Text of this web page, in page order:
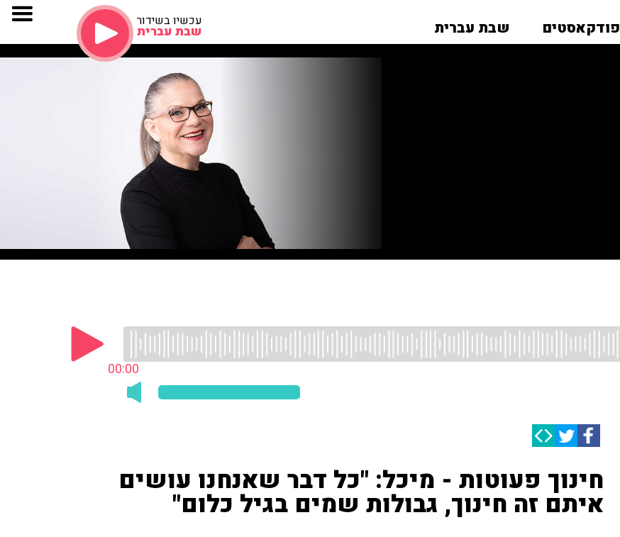
פודקאסטים שבת עברית עכשיו בשידור
שבת עברית
00:00
חינוך פעוטות - מיכל: "כל דבר שאנחנו עושים
איתם זה חינוך, גבולות שמים בגיל כלום"